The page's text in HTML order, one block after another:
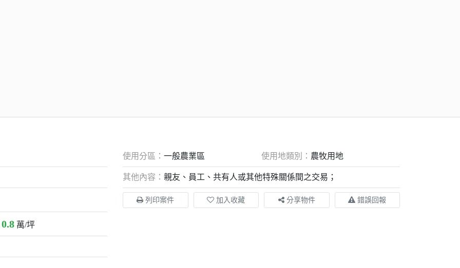
0.8 萬/坪
使用分區： 一般農業區 使用地類別： 農牧用地
其他內容： 親友、員工、共有人或其他特殊關係間之交易；
列印案件 加入收藏 分享物件 錯誤回報